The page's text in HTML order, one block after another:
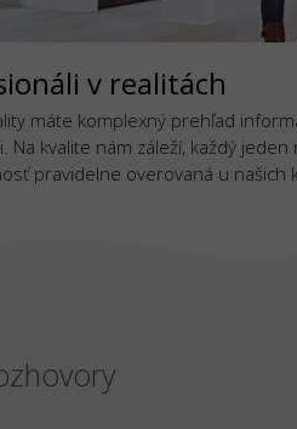
v realitách
máte komplexný prehľad
Na kvalite nám záleží, každý
pravidelne overovaná u našich